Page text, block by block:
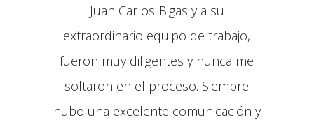
Juan Carlos Bigas y a su
extraordinario equipo de trabajo,
fueron muy diligentes y nunca me
soltaron en el proceso. Siempre
hubo una excelente comunicación y